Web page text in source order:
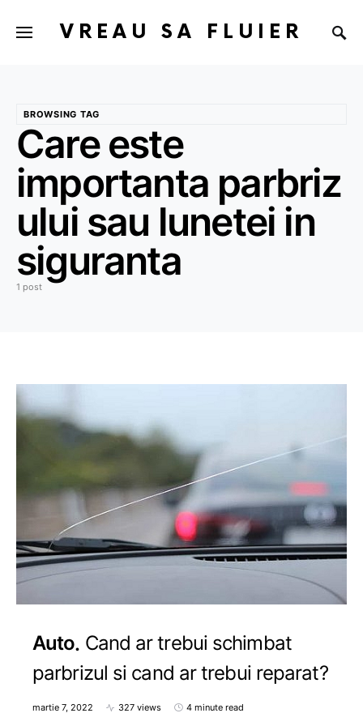
VREAU SA FLUIER
BROWSING TAG
Care este
importanta parbriz
ului sau lunetei in
siguranta
1 post
Auto Cand ar trebui schimbat
parbrizul si cand ar trebui reparat?
martie 7, 2022 327 views 4 minute read